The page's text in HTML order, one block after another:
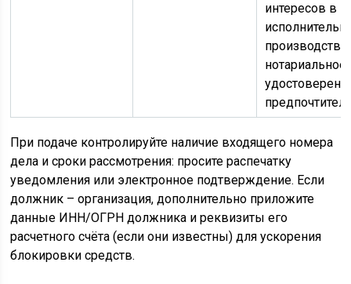
интересов в
производстве;
нотариальное
При подаче контролируйте наличие входящего номера
дела и сроки рассмотрения: просите распечатку
уведомления или электронное подтверждение. Если
должник – организация, дополнительно приложите
данные ИНН/ОГРН должника и реквизиты его
расчетного счёта (если они известны) для ускорения
блокировки средств.